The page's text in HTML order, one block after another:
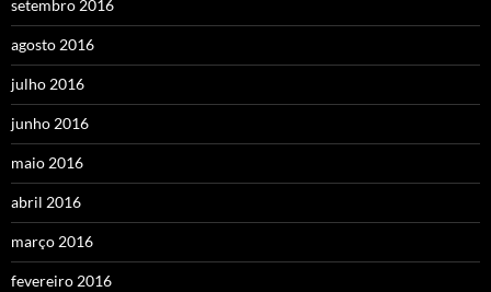
setembro 2016
agosto 2016
julho 2016
junho 2016
maio 2016
abril 2016
março 2016
fevereiro 2016